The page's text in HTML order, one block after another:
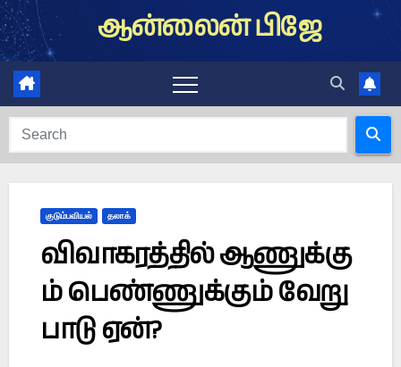
Skip
to
content
ஆன்லைன் பிஜே
குடும்பவியல் தலாக்
விவாகரத்தில் ஆணுக்கு
ம் பெண்ணுக்கும் வேறு
பாடு ஏன்?